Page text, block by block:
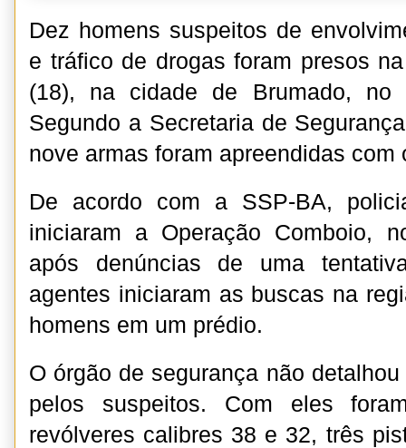
Dez homens suspeitos de
e tráfico de drogas foram presos
(18), na cidade de Brumado, no
Segundo a Secretaria de
nove armas foram apreendidas com
De acordo com a SSP-BA,
iniciaram a Operação Comboio,
após denúncias de uma
agentes iniciaram as buscas na
homens em um prédio.
O órgão de segurança não
pelos suspeitos. Com eles
revólveres calibres 38 e 32, três